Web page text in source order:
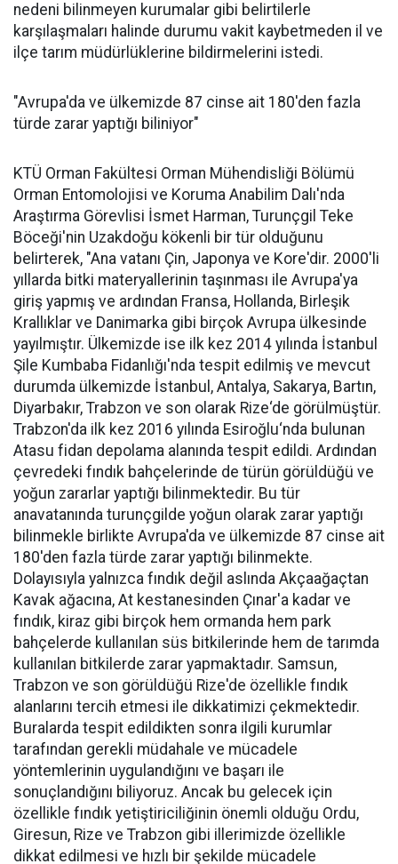
nedeni bilinmeyen kurumalar gibi belirtilerle
karşılaşmaları halinde durumu vakit kaybetmeden il ve
ilçe tarım müdürlüklerine bildirmelerini istedi.
"Avrupa'da ve ülkemizde 87 cinse ait 180'den fazla
türde zarar yaptığı biliniyor"
KTÜ Orman Fakültesi Orman Mühendisliği Bölümü
Orman Entomolojisi ve Koruma Anabilim Dalı'nda
Araştırma Görevlisi İsmet Harman, Turunçgil Teke
Böceği'nin Uzakdoğu kökenli bir tür olduğunu
belirterek, "Ana vatanı Çin, Japonya ve Kore'dir. 2000'li
yıllarda bitki materyallerinin taşınması ile Avrupa'ya
giriş yapmış ve ardından Fransa, Hollanda, Birleşik
Krallıklar ve Danimarka gibi birçok Avrupa ülkesinde
yayılmıştır. Ülkemizde ise ilk kez 2014 yılında İstanbul
Şile Kumbaba Fidanlığı'nda tespit edilmiş ve mevcut
durumda ülkemizde İstanbul, Antalya, Sakarya, Bartın,
Diyarbakır, Trabzon ve son olarak Rize‘de görülmüştür.
Trabzon'da ilk kez 2016 yılında Esiroğlu‘nda bulunan
Atasu fidan depolama alanında tespit edildi. Ardından
çevredeki fındık bahçelerinde de türün görüldüğü ve
yoğun zararlar yaptığı bilinmektedir. Bu tür
anavatanında turunçgilde yoğun olarak zarar yaptığı
bilinmekle birlikte Avrupa'da ve ülkemizde 87 cinse ait
180'den fazla türde zarar yaptığı bilinmekte.
Dolayısıyla yalnızca fındık değil aslında Akçaağaçtan
Kavak ağacına, At kestanesinden Çınar'a kadar ve
fındık, kiraz gibi birçok hem ormanda hem park
bahçelerde kullanılan süs bitkilerinde hem de tarımda
kullanılan bitkilerde zarar yapmaktadır. Samsun,
Trabzon ve son görüldüğü Rize'de özellikle fındık
alanlarını tercih etmesi ile dikkatimizi çekmektedir.
Buralarda tespit edildikten sonra ilgili kurumlar
tarafından gerekli müdahale ve mücadele
yöntemlerinin uygulandığını ve başarı ile
sonuçlandığını biliyoruz. Ancak bu gelecek için
özellikle fındık yetiştiriciliğinin önemli olduğu Ordu,
Giresun, Rize ve Trabzon gibi illerimizde özellikle
dikkat edilmesi ve hızlı bir şekilde mücadele